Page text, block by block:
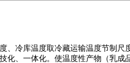
冷库温度取冷藏运输温度节制尺
化、一体化。使温度性产物（乳成